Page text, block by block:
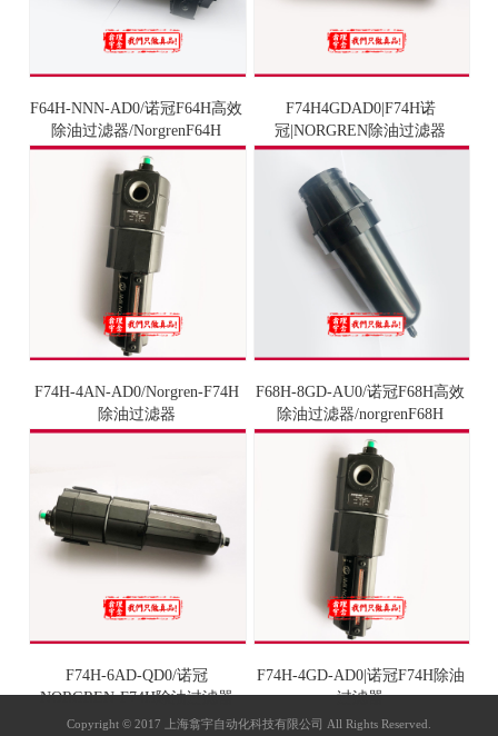
F64H-NNN-AD0/诺冠F64H高效
除油过滤器/NorgrenF64H
F74H4GDAD0|F74H诺
冠|NORGREN除油过滤器
F74H-4AN-AD0/Norgren-F74H
除油过滤器
F68H-8GD-AU0/诺冠F68H高效
除油过滤器/norgrenF68H
F74H-6AD-QD0/诺冠
NORGREN-F74H除油过滤器
F74H-4GD-AD0|诺冠F74H除油
过滤器
Copyright © 2017 上海翕宇自动化科技有限公司 All Rights Reserved.